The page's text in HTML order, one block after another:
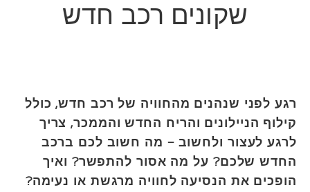
שקונים רכב חדש
רגע לפני שנהנים מהחוויה של רכב חדש, כולל
קילוף הניילונים והריח החדש והממכר, צריך
לרגע לעצור ולחשוב – מה חשוב לכם ברכב
החדש שלכם? על מה אסור להתפשר? ואיך
הופכים את הנסיעה לחוויה מרגשת או נעימה?